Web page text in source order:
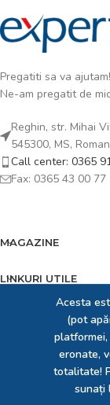
Acesta
(pot
eronate,
totalitate!
sunați
Pregatiti sa va
Ne-am pregatit de
Reghin, str. Mihai
545300, MS,
Call center: 0365
Fax: 0365 43 00 77
MAGAZINE
LINKURI UTILE
FOOTER MENU
EXPERT IT SRL2023